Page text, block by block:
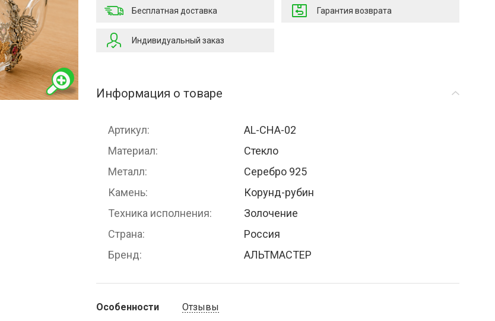
Бесплатная доставка Гарантия возврата
Индивидуальный заказ
Информация о товаре
Артикул
AL-CHA-02
Материал
Стекло
Металл
Серебро 925
Камень
Корунд-рубин
Техника исполнения
Золочение
Страна
Россия
Бренд
АЛЬТМАСТЕР
Особенности Отзывы